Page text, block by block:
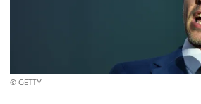
© GETTY